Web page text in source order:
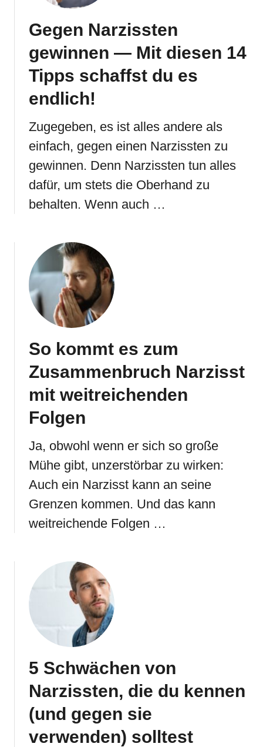
Gegen Narzissten
gewinnen — Mit diesen 14
Tipps schaffst du es
endlich!
Zugegeben, es ist alles andere als
einfach, gegen einen Narzissten zu
gewinnen. Denn Narzissten tun alles
dafür, um stets die Oberhand zu
behalten. Wenn auch …
So kommt es zum
Zusammenbruch Narzisst
mit weitreichenden
Folgen
Ja, obwohl wenn er sich so große
Mühe gibt, unzerstörbar zu wirken:
Auch ein Narzisst kann an seine
Grenzen kommen. Und das kann
weitreichende Folgen …
5 Schwächen von
Narzissten, die du kennen
(und gegen sie
verwenden) solltest